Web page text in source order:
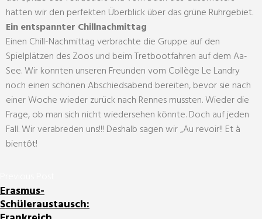
hatten wir den perfekten Überblick über das grüne Ruhrgebiet.
Ein entspannter Chillnachmittag
Einen Chill-Nachmittag verbrachte die Gruppe auf den
Spielplätzen des Zoos und beim Tretbootfahren auf dem Aa-
See. Wir konnten unseren Freunden vom Collège Le Landry
noch einen schönen Abschiedsabend bereiten, bevor sie nach
einer Woche wieder zurück nach Rennes mussten. Wieder die
Frage, ob man sich nicht wiedersehen könnte. Doch auf jeden
Fall. Wir verabreden uns!!! Deshalb sagen wir „Au revoir!! Et à
bientôt!
Erasmus-
Schüleraustausch: